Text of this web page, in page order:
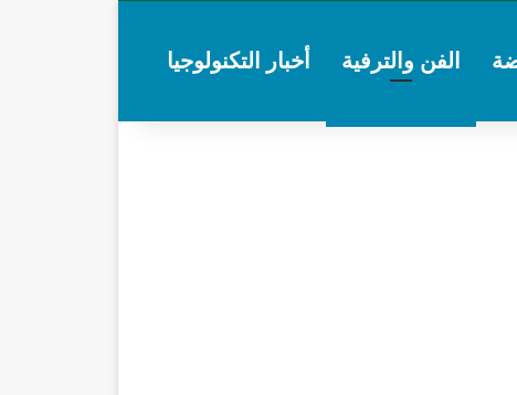
الفن والترفية أخبار التكنولوجيا